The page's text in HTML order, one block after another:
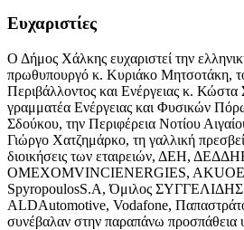
Ευχαριστίες
Ο Δήμος Χάλκης ευχαριστεί την
πρωθυπουργό κ. Κυριάκο Μητσοτάκη,
Περιβάλλοντος και Ενέργειας κ. Κώστα
γραμματέα Ενέργειας και Φυσικών
Σδούκου, την Περιφέρεια Νοτίου
Γιώργο Χατζημάρκο, τη γαλλική
διοικήσεις των εταιρειών, ΔΕΗ,
ΟΜΕΧΟΜVINCIENERGIES,
SpyropoulosS.A, Όμιλος
ALDAutomotive, Vodafone,
συνέβαλαν στην παραπάνω προσπάθεια